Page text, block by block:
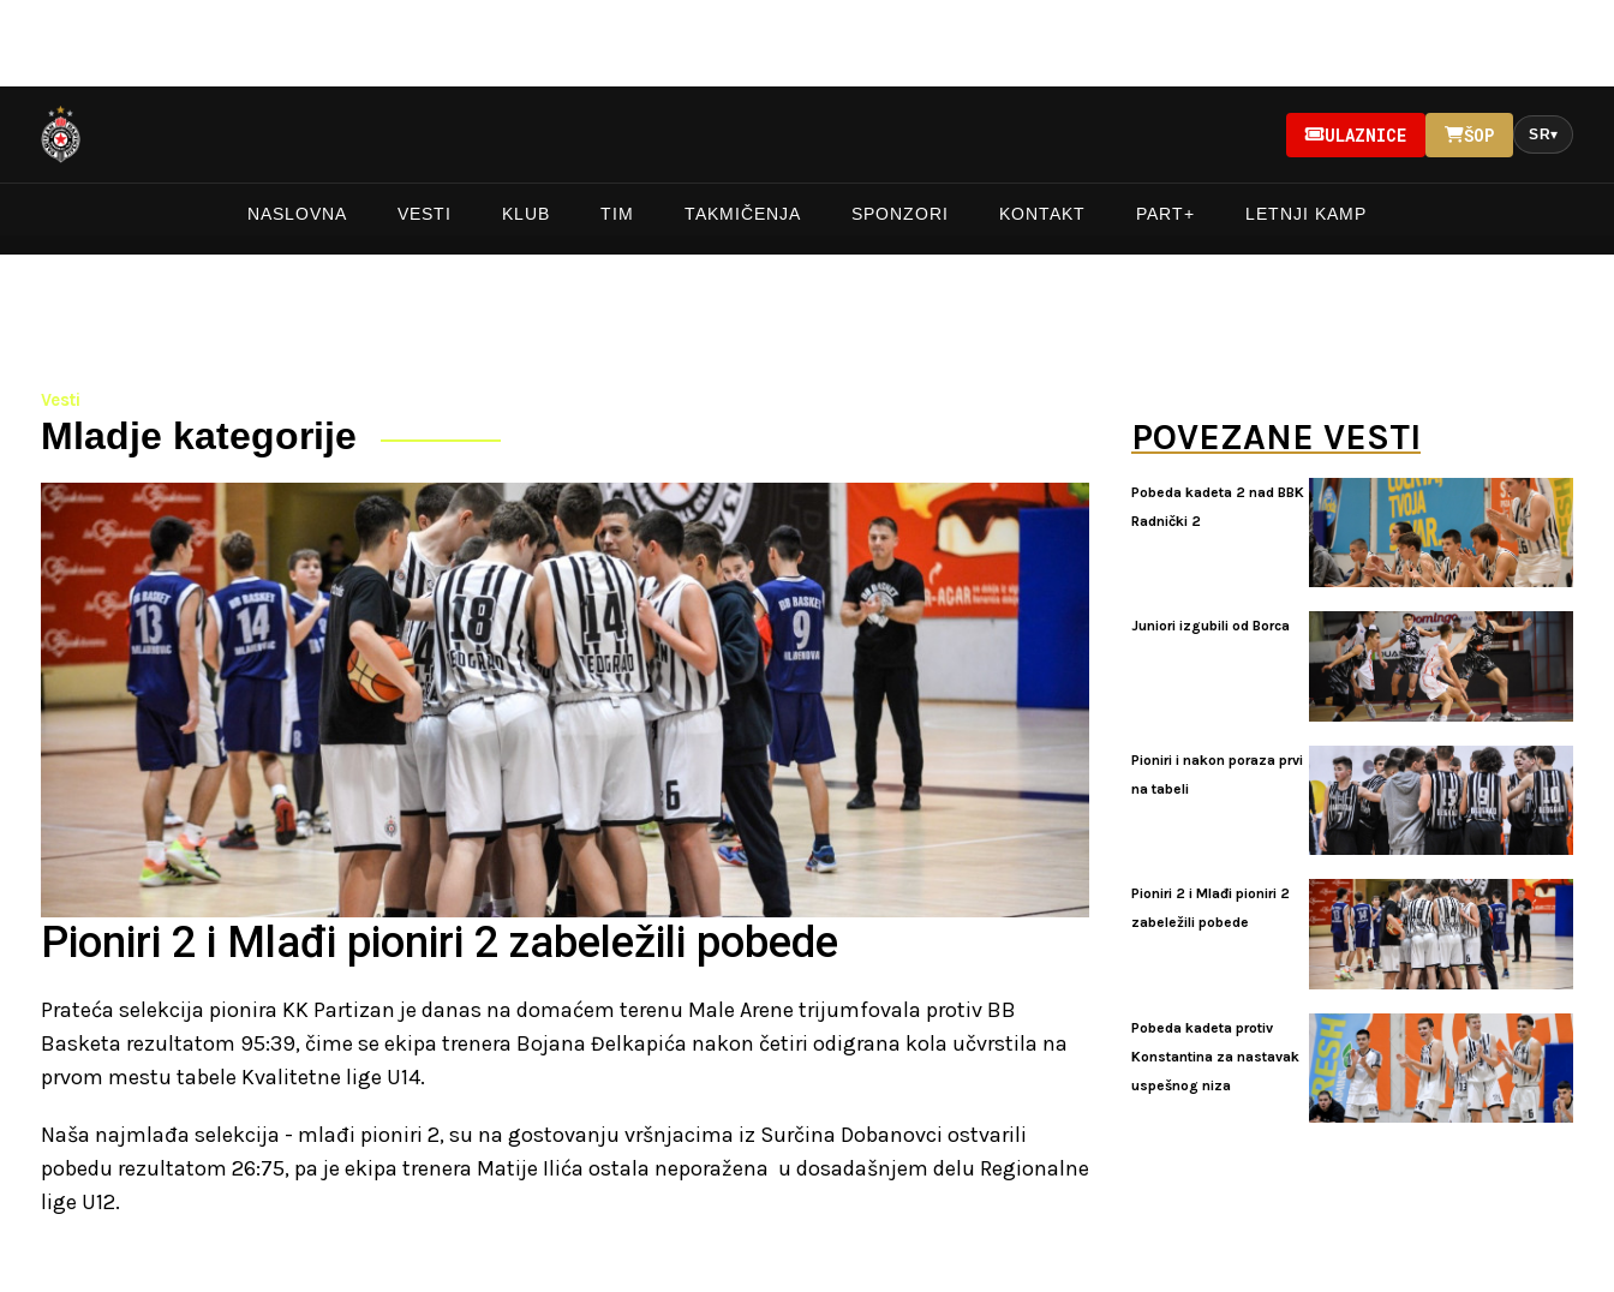
ULAZNICE ŠOP SR▾
NASLOVNA VESTI KLUB TIM TAKMIČENJA SPONZORI KONTAKT PART+ LETNJI KAMP
Vesti
Mladje kategorije
Pioniri 2 i Mlađi pioniri 2 zabeležili pobede
Prateća selekcija pionira KK Partizan je danas na domaćem terenu Male Arene trijumfovala protiv BB
Basketa rezultatom 95:39, čime se ekipa trenera Bojana Đelkapića nakon četiri odigrana kola učvrstila na
prvom mestu tabele Kvalitetne lige U14.
Naša najmlađa selekcija - mlađi pioniri 2, su na gostovanju vršnjacima iz Surčina Dobanovci ostvarili
pobedu rezultatom 26:75, pa je ekipa trenera Matije Ilića ostala neporažena u dosadašnjem delu Regionalne
lige U12.
POVEZANE VESTI
Pobeda kadeta 2 nad BBK
Radnički 2
Juniori izgubili od Borca
Pioniri i nakon poraza prvi
na tabeli
Pioniri 2 i Mlađi pioniri 2
zabeležili pobede
Pobeda kadeta protiv
Konstantina za nastavak
uspešnog niza